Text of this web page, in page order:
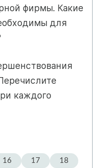
фирмы. Какие
для
каждого
16 17
18